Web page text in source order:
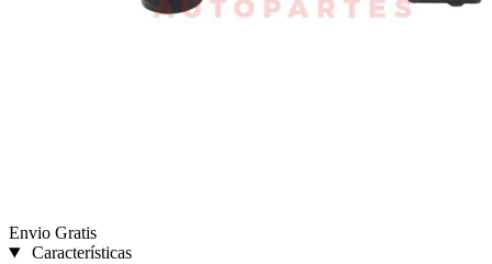
Envio Gratis
Características